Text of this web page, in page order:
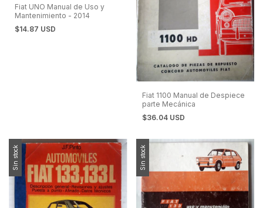
Fiat UNO Manual de Uso y
Mantenimiento - 2014
$14.87 USD
Fiat 1100 Manual de Despiece
parte Mecánica
$36.04 USD
Sin stock Sin stock